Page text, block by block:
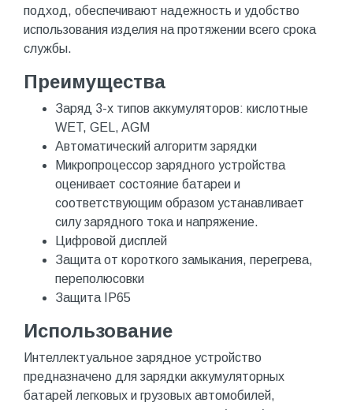
подход, обеспечивают надежность и удобство
использования изделия на протяжении всего срока
службы.
Преимущества
Заряд 3-х типов аккумуляторов: кислотные
WET, GEL, AGM
Автоматический алгоритм зарядки
Микропроцессор зарядного устройства
оценивает состояние батареи и
соответствующим образом устанавливает
силу зарядного тока и напряжение.
Цифровой дисплей
Защита от короткого замыкания, перегрева,
переполюсовки
Защита IP65
Использование
Интеллектуальное зарядное устройство
предназначено для зарядки аккумуляторных
батарей легковых и грузовых автомобилей,